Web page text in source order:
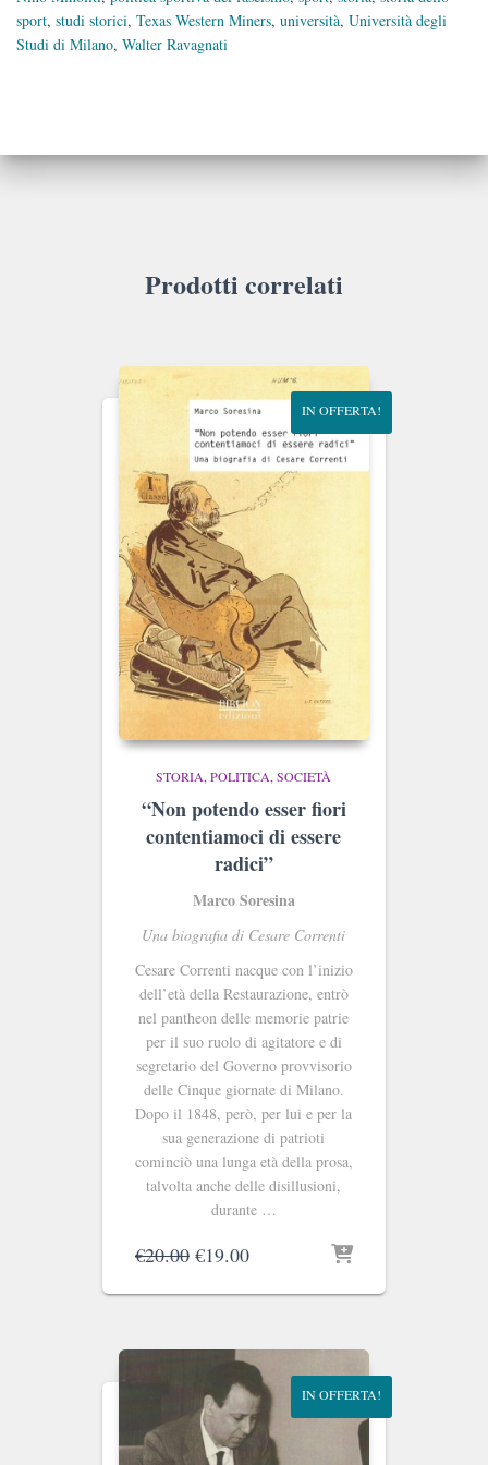
sport, studi storici, Texas Western Miners, università, Università degli
Studi di Milano, Walter Ravagnati
Prodotti correlati
IN OFFERTA!
STORIA, POLITICA, SOCIETÀ
“Non potendo esser fiori
contentiamoci di essere
radici”
Marco Soresina
Una biografia di Cesare Correnti
Cesare Correnti nacque con l’inizio
dell’età della Restaurazione, entrò
nel pantheon delle memorie patrie
per il suo ruolo di agitatore e di
segretario del Governo provvisorio
delle Cinque giornate di Milano.
Dopo il 1848, però, per lui e per la
sua generazione di patrioti
cominciò una lunga età della prosa,
talvolta anche delle disillusioni,
durante …
€20.00 Il
originale
€20.00.
€19.00Il
attuale
€19.00.
IN OFFERTA!